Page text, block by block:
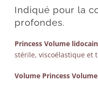
Indiqué pour la
profondes.
Princess Volume
stérile, viscoélastique et
Volume Princess